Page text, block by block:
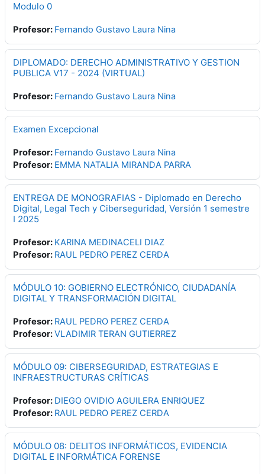
Modulo 0
Profesor: Fernando Gustavo Laura Nina
DIPLOMADO: DERECHO ADMINISTRATIVO Y GESTION
PUBLICA V17 - 2024 (VIRTUAL)
Profesor: Fernando Gustavo Laura Nina
Examen Excepcional
Profesor: Fernando Gustavo Laura Nina
Profesor: EMMA NATALIA MIRANDA PARRA
ENTREGA DE MONOGRAFIAS - Diplomado en Derecho
Digital, Legal Tech y Ciberseguridad, Versión 1 semestre
I 2025
Profesor: KARINA MEDINACELI DIAZ
Profesor: RAUL PEDRO PEREZ CERDA
MÓDULO 10: GOBIERNO ELECTRÓNICO, CIUDADANÍA
DIGITAL Y TRANSFORMACIÓN DIGITAL
Profesor: RAUL PEDRO PEREZ CERDA
Profesor:VLADIMIR TERAN GUTIERREZ
MÓDULO 09: CIBERSEGURIDAD, ESTRATEGIAS E
INFRAESTRUCTURAS CRÍTICAS
Profesor: DIEGO OVIDIO AGUILERA ENRIQUEZ
Profesor: RAUL PEDRO PEREZ CERDA
MÓDULO 08: DELITOS INFORMÁTICOS, EVIDENCIA
DIGITAL E INFORMÁTICA FORENSE